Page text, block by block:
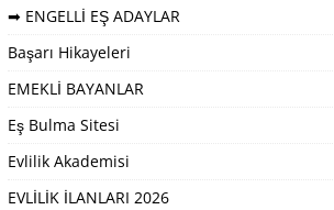
➡ ENGELLİ EŞ ADAYLAR
Başarı Hikayeleri
EMEKLİ BAYANLAR
Eş Bulma Sitesi
Evlilik Akademisi
EVLİLİK İLANLARI 2026